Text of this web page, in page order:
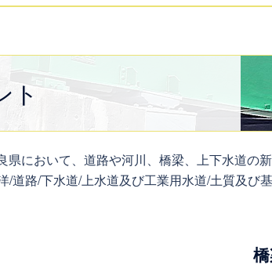
ト
において、道路や河川、橋梁、上下水道の
路/下水道/上水道及び工業用水道/土質及び